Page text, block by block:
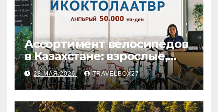
Ассортимент велосипедов
в Казахстане: взрослые,
детские и городские
модели, ценовые
категории и варианты
рассрочки
28 МАЯ 2026 TRAVELBOX27_